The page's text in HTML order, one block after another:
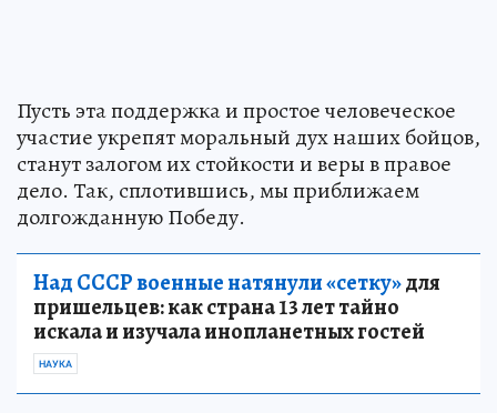
Пусть эта поддержка и простое человеческое
участие укрепят моральный дух наших бойцов,
станут залогом их стойкости и веры в правое
дело. Так, сплотившись, мы приближаем
долгожданную Победу.
Над СССР военные натянули «сетку»для
пришельцев: как страна 13 лет тайно
искала и изучала инопланетных гостей
НАУКА